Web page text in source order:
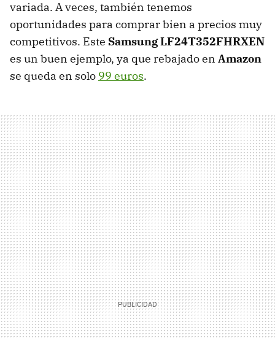
variada. A veces, también tenemos
oportunidades para comprar bien a precios muy
competitivos. Este Samsung LF24T352FHRXEN
es un buen ejemplo, ya que rebajado en Amazon
se queda en solo 99 euros.